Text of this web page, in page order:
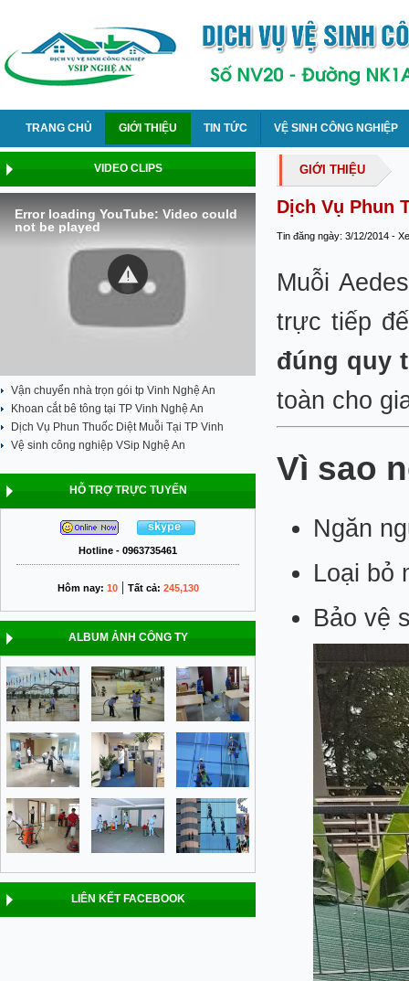
TRANG CHỦ GIỚI THIỆU TIN TỨC VỆ SINH CÔNG NGHIỆP
VIDEO CLIPS
Error loading YouTube: Video could
not be played
Vận chuyển nhà trọn gói tp Vinh Nghệ An
Khoan cắt bê tông tại TP Vinh Nghệ An
Dịch Vụ Phun Thuốc Diệt Muỗi Tại TP Vinh
Vệ sinh công nghiệp VSip Nghệ An
HỖ TRỢ TRỰC TUYẾN
Hotline - 0963735461
Hôm nay: 10| Tất cả: 245,130
ALBUM ẢNH CÔNG TY
LIÊN KẾT FACEBOOK
GIỚI THIỆU
Dịch Vụ Phun
Tin đăng ngày: 3/12/2014 -
Muỗi
trực tiếp
đúng quy
toàn cho
Vì sao
Ngăn
Loại bỏ
Bảo vệ